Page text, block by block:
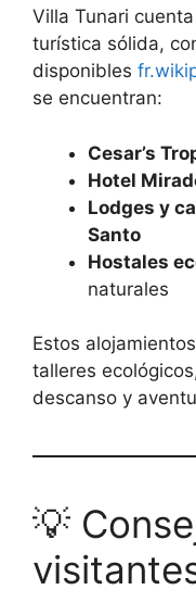
Villa Tunari
turística sólida,
disponibles
se encuentran:
Cesar’s
Hotel
Lodges y
Santo
Hostales
naturales
Estos
talleres
descanso y
💡